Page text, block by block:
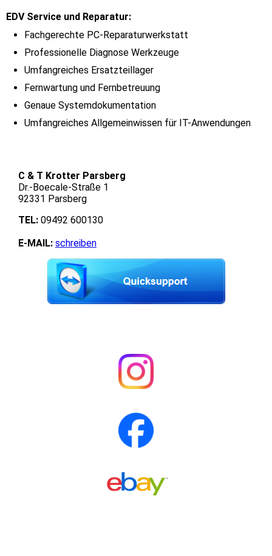
EDV Service und Reparatur:
Fachgerechte PC-Reparaturwerkstatt
Professionelle Diagnose Werkzeuge
Umfangreiches Ersatzteillager
Fernwartung und Fernbetreuung
Genaue Systemdokumentation
Umfangreiches Allgemeinwissen für IT-Anwendungen
C & T Krotter Parsberg
Dr.-Boecale-Straße 1
92331 Parsberg
TEL: 09492 600130
E-MAIL: schreiben